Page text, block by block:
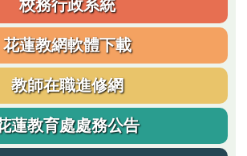
校務行政系統
花蓮教網軟體下載
教師在職進修網
蓮教育處處務公告